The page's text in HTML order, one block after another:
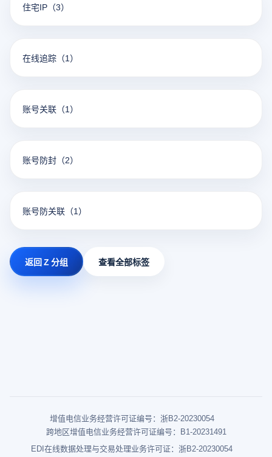
住宅IP （3）
在线追踪 （1）
账号关联 （1）
账号防封 （2）
账号防关联 （1）
返回 Z 分组 查看全部标签
增值电信业务经营许可证编号：浙B2-20230054
跨地区增值电信业务经营许可证编号：B1-20231491
EDI在线数据处理与交易处理业务许可证：浙B2-20230054